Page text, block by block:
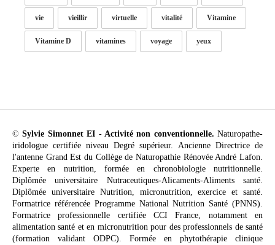
vie vieillir virtuelle vitalité Vitamine
Vitamine D vitamines voyage yeux
©Sylvie Simonnet EI - Activité non conventionnelle. Naturopathe-
iridologue certifiée niveau Degré supérieur. Ancienne Directrice de
l'antenne Grand Est du Collège de Naturopathie Rénovée André Lafon.
Experte en nutrition, formée en chronobiologie nutritionnelle.
Diplômée universitaire Nutraceutiques-Alicaments-Aliments santé.
Diplômée universitaire Nutrition, micronutrition, exercice et santé.
Formatrice référencée Programme National Nutrition Santé (PNNS).
Formatrice professionnelle certifiée CCI France, notamment en
alimentation santé et en micronutrition pour des professionnels de santé
(formation validant ODPC). Formée en phytothérapie clinique